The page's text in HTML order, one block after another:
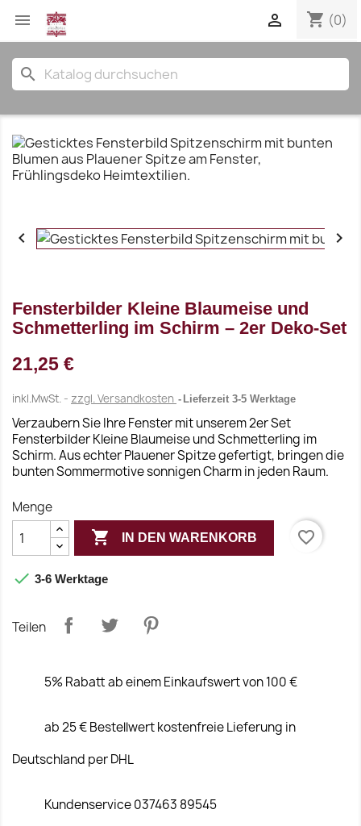
 shopping_cart (0)

search
 
Fensterbilder Kleine Blaumeise und
Schmetterling im Schirm – 2er Deko-Set
21,25 €
inkl.MwSt. zzgl. Versandkosten Lieferzeit 3-5 Werktage
Verzaubern Sie Ihre Fenster mit unserem 2er Set
Fensterbilder Kleine Blaumeise und Schmetterling im
Schirm. Aus echter Plauener Spitze gefertigt, bringen die
bunten Sommermotive sonnigen Charm in jeden Raum.
Menge
 IN DEN WARENKORB favorite_border
 3-6 Werktage
Teilen
5% Rabatt ab einem Einkaufswert von 100 €
ab 25 € Bestellwert kostenfreie Lieferung in
Deutschland per DHL
Kundenservice 037463 89545